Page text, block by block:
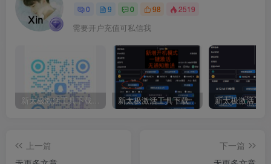
0 9 0 98 2519
需要开户充值可私信我
新太极激活工具下载/教程/充值/开户(QQ交流二群号712301491) 新太极激活工具下载/教程/充值/开户(QQ交流二群号712301491)
上一篇
下一篇